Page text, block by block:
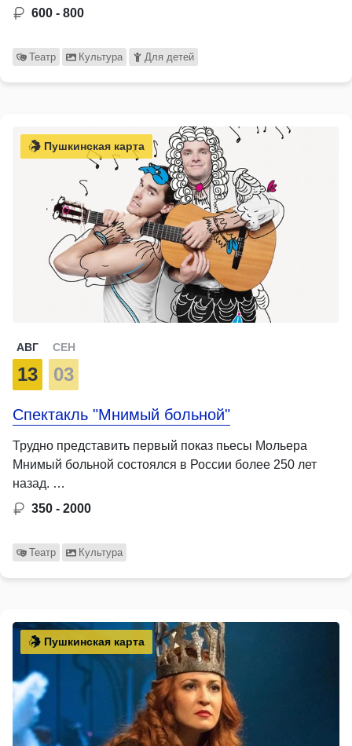
600 - 800
Театр Культура Для детей
Пушкинская карта
АВГ
13
СЕН
03
Спектакль "Мнимый больной"
Трудно представить первый показ пьесы Мольера
Мнимый больной состоялся в России более 250 лет
назад. …
350 - 2000
Театр Культура
Пушкинская карта